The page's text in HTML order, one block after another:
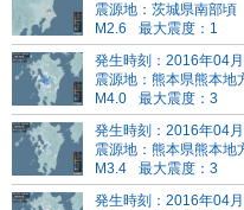
震源地：茨城県南部頃
M2.6
最大震度：1
発生時刻：2016年04
震源地：熊本県熊本地
M4.0
最大震度：3
発生時刻：2016年04
震源地：熊本県熊本地
M3.4
最大震度：3
発生時刻：2016年04